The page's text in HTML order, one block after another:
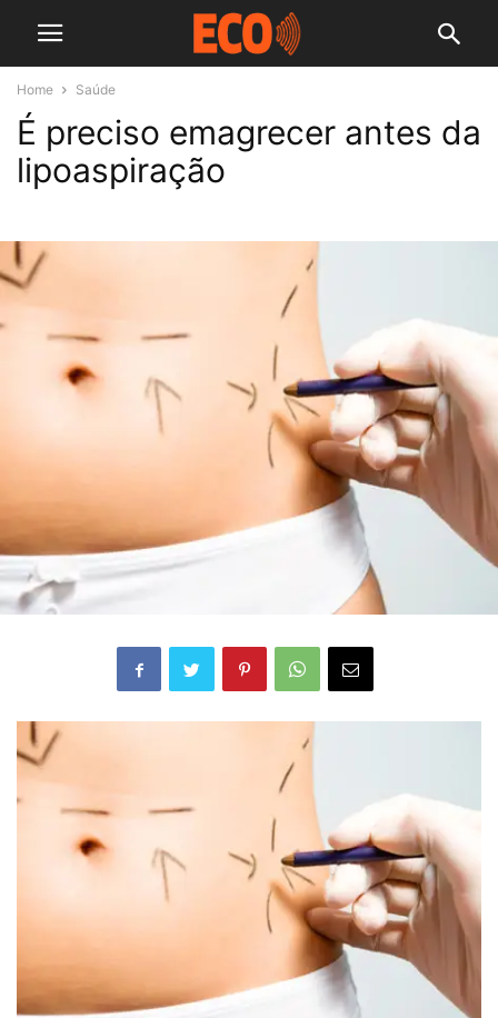
Home Saúde
É preciso emagrecer antes da
lipoaspiração